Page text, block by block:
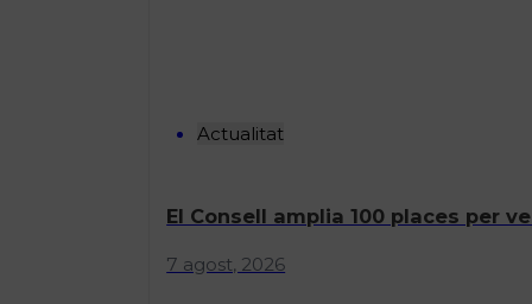
Actualitat
El Consell amplia 100 places per
7 agost, 2026